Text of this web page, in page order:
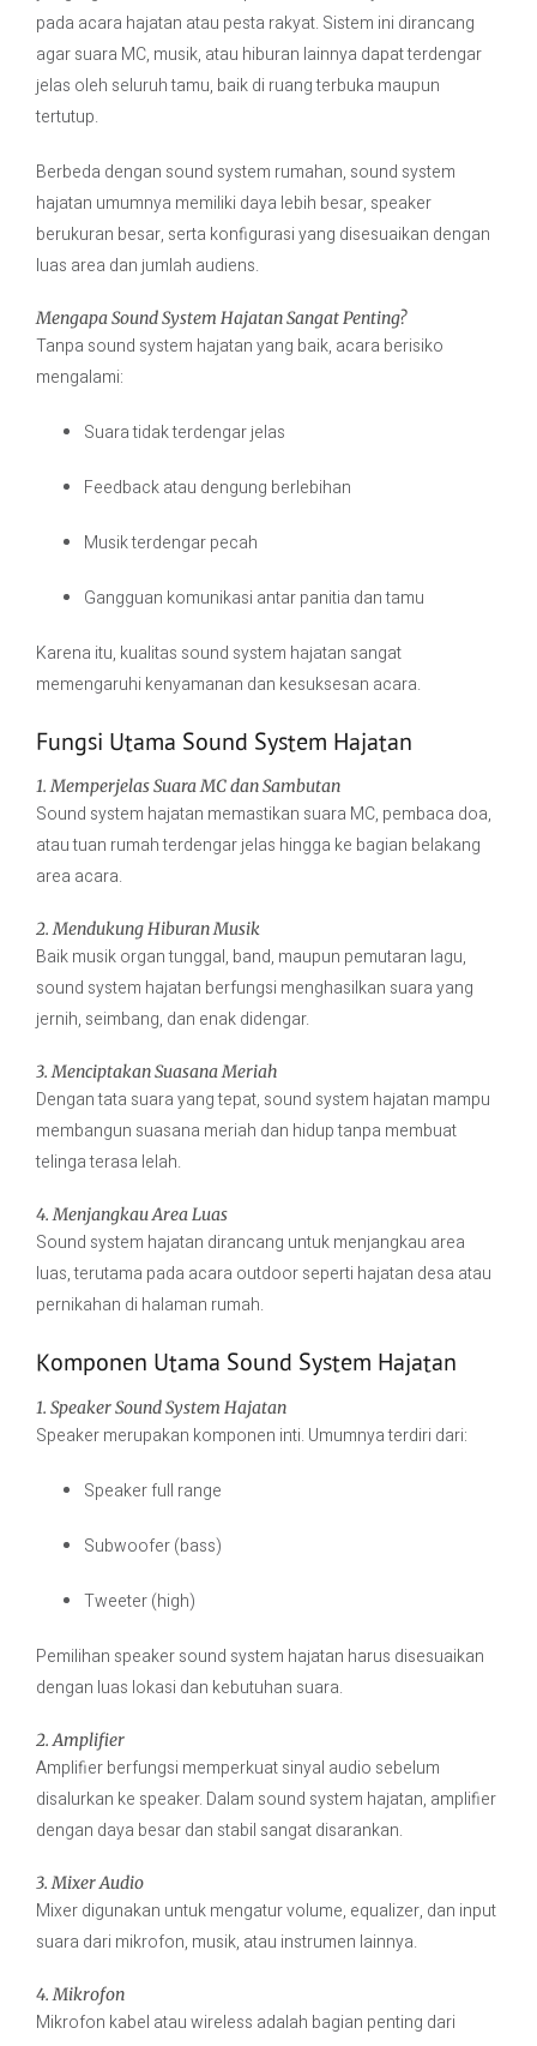
pada acara hajatan atau pesta rakyat. Sistem ini dirancang
agar suara MC, musik, atau hiburan lainnya dapat terdengar
jelas oleh seluruh tamu, baik di ruang terbuka maupun
tertutup.
Berbeda dengan sound system rumahan, sound system
hajatan umumnya memiliki daya lebih besar, speaker
berukuran besar, serta konfigurasi yang disesuaikan dengan
luas area dan jumlah audiens.
Mengapa Sound System Hajatan Sangat Penting?
Tanpa sound system hajatan yang baik, acara berisiko
mengalami:
Suara tidak terdengar jelas
Feedback atau dengung berlebihan
Musik terdengar pecah
Gangguan komunikasi antar panitia dan tamu
Karena itu, kualitas sound system hajatan sangat
memengaruhi kenyamanan dan kesuksesan acara.
Fungsi Utama Sound System Hajatan
1. Memperjelas Suara MC dan Sambutan
Sound system hajatan memastikan suara MC, pembaca doa,
atau tuan rumah terdengar jelas hingga ke bagian belakang
area acara.
2. Mendukung Hiburan Musik
Baik musik organ tunggal, band, maupun pemutaran lagu,
sound system hajatan berfungsi menghasilkan suara yang
jernih, seimbang, dan enak didengar.
3. Menciptakan Suasana Meriah
Dengan tata suara yang tepat, sound system hajatan mampu
membangun suasana meriah dan hidup tanpa membuat
telinga terasa lelah.
4. Menjangkau Area Luas
Sound system hajatan dirancang untuk menjangkau area
luas, terutama pada acara outdoor seperti hajatan desa atau
pernikahan di halaman rumah.
Komponen Utama Sound System Hajatan
1. Speaker Sound System Hajatan
Speaker merupakan komponen inti. Umumnya terdiri dari:
Speaker full range
Subwoofer (bass)
Tweeter (high)
Pemilihan speaker sound system hajatan harus disesuaikan
dengan luas lokasi dan kebutuhan suara.
2. Amplifier
Amplifier berfungsi memperkuat sinyal audio sebelum
disalurkan ke speaker. Dalam sound system hajatan, amplifier
dengan daya besar dan stabil sangat disarankan.
3. Mixer Audio
Mixer digunakan untuk mengatur volume, equalizer, dan input
suara dari mikrofon, musik, atau instrumen lainnya.
4. Mikrofon
Mikrofon kabel atau wireless adalah bagian penting dari